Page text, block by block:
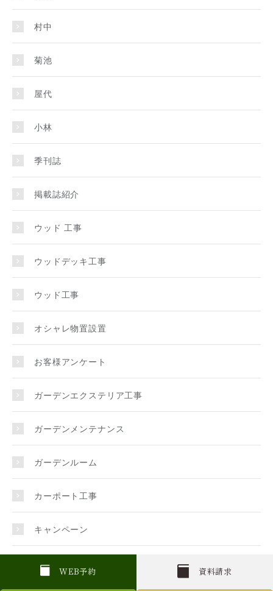
W EB予約 資料請求
村中
菊池
屋代
小林
季刊誌
掲載誌紹介
ウッド 工事
ウッドデッキ工事
ウッド工事
オシャレ物置設置
お客様アンケート
ガーデンエクステリア工事
ガーデンメンテナンス
ガーデンルーム
カーポート工事
キャンペーン
クローバーガーデンの事